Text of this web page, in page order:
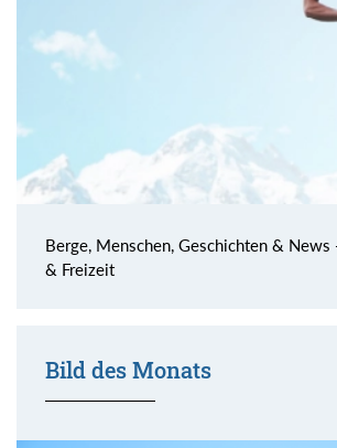
Berge, Menschen, Geschichten & News
& Freizeit
Bild des Monats